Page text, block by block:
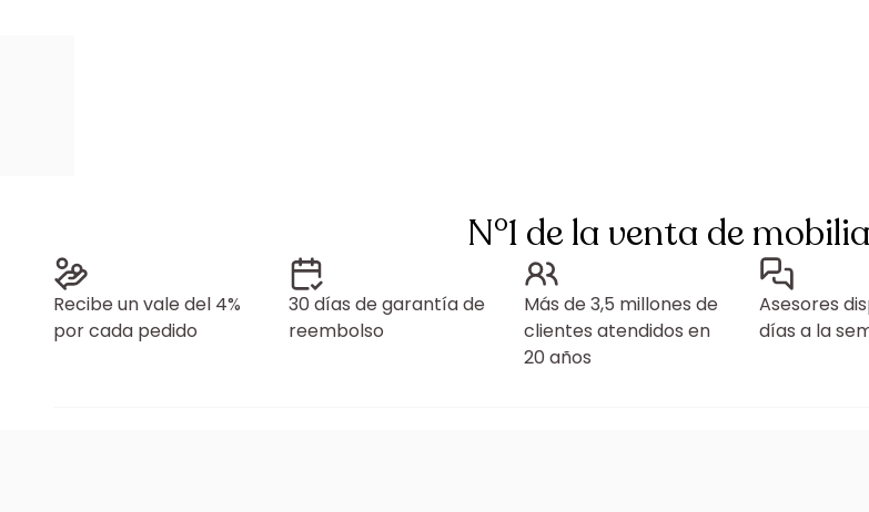
N°1 de la venta de
Recibe un vale del 4%
por cada pedido
30 días de garantía de
reembolso
Más de 3,5 millones de
clientes atendidos en
20 años
Asesores
días a la